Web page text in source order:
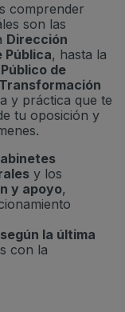
comprender
son las
Dirección
Pública, hasta la
de
y práctica que te
tu oposición y
y los
y apoyo,
la última
con la